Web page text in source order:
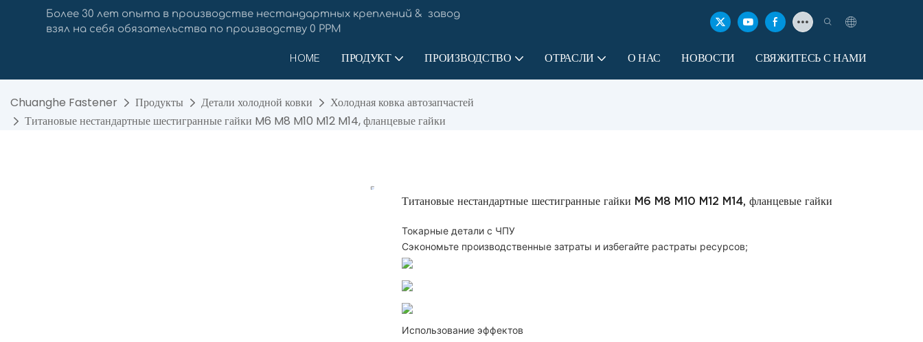
Более 30 лет опыта в производстве нестандартных креплений & завод
взял на себя обязательства по производству 0 PPM
HOME ПРОДУКТ ПРОИЗВОДСТВО ОТРАСЛИ О НАС НОВОСТИ СВЯЖИТЕСЬ С НАМИ
Chuanghe Fastener Продукты Детали холодной ковки
Холодная ковка автозапчастей
Титановые нестандартные шестигранные гайки M6 M8 M10 M12 M14, фланцевые гайки
Титановые нестандартные шестигранные гайки M6 M8 M10 M12 M14, фланцевые гайки
Токарные детали с ЧПУ
Сэкономьте производственные затраты и избегайте растраты ресурсов;
Использование эффектов